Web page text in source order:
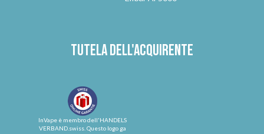
Tutela dell'acquirente
InVape è membro dell'HANDELS
VERBAND.swiss. Questo logo ga